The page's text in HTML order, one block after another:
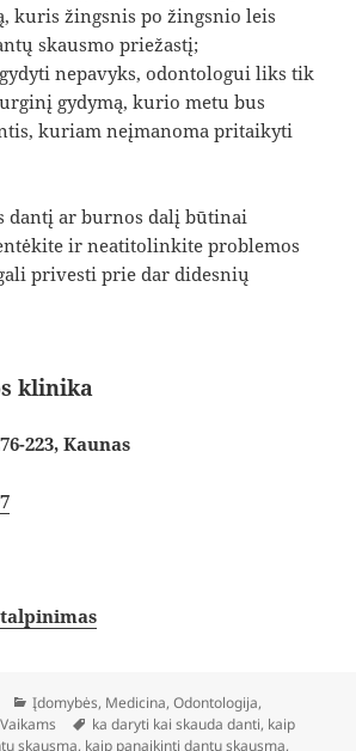
kuris žingsnis po žingsnio leis
skausmo priežastį;
nepavyks, odontologui liks tik
gydymą, kurio metu bus
kuriam neįmanoma pritaikyti
dantį ar burnos dalį būtinai
ir neatitolinkite problemos
privesti prie dar didesnių
klinika
223, Kaunas
Kategorijos
Įdomybės, Medicina,Odontologija,
Vaikams Žymos
ka daryti kai skauda danti, kaip
skausma, kaip panaikinti dantu skausma,